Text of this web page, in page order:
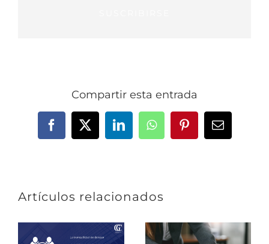
Compartir esta entrada
Facebook
X LinkedInWhatsAppPinterestCorreo
Artículos relacionados